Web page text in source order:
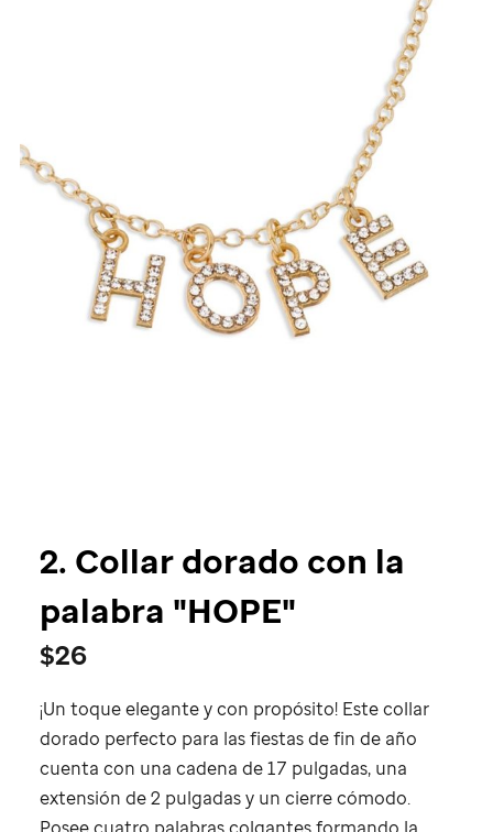
2. Collar dorado con la
palabra "HOPE"
$26
¡Un toque elegante y con propósito! Este collar
dorado perfecto para las fiestas de fin de año
cuenta con una cadena de 17 pulgadas, una
extensión de 2 pulgadas y un cierre cómodo.